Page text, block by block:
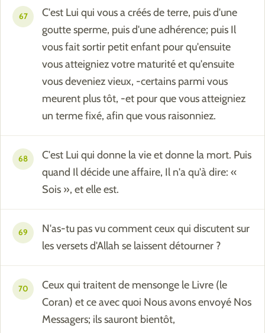
67
C'est Lui qui vous a créés de terre, puis d'une
goutte sperme, puis d'une adhérence; puis Il
vous fait sortir petit enfant pour qu'ensuite
vous atteigniez votre maturité et qu'ensuite
vous deveniez vieux, -certains parmi vous
meurent plus tôt, -et pour que vous atteigniez
un terme fixé, afin que vous raisonniez.
68
C'est Lui qui donne la vie et donne la mort. Puis
quand Il décide une affaire, Il n'a qu'à dire: «
Sois », et elle est.
69
N'as-tu pas vu comment ceux qui discutent sur
les versets d'Allah se laissent détourner ?
70
Ceux qui traitent de mensonge le Livre (le
Coran) et ce avec quoi Nous avons envoyé Nos
Messagers; ils sauront bientôt,